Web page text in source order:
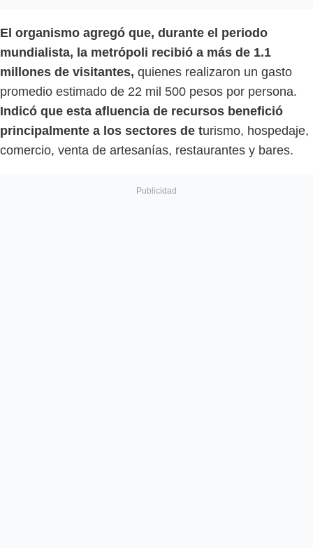
El organismo agregó que, durante el periodo
mundialista, la metrópoli recibió a más de 1.1
millones de visitantes, quienes realizaron un gasto
promedio estimado de 22 mil 500 pesos por persona.
Indicó que esta afluencia de recursos benefició
principalmente a los sectores de turismo, hospedaje,
comercio, venta de artesanías, restaurantes y bares.